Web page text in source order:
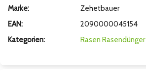
Marke:
Zehetbauer
EAN:
2090000045154
Kategorien:
Rasen Rasendünger